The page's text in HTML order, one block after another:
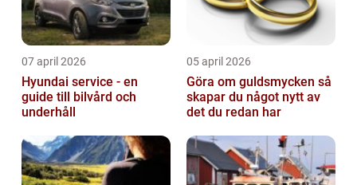
07 april 2026
Hyundai service - en
guide till bilvård och
underhåll
05 april 2026
Göra om guldsmycken så
skapar du något nytt av
det du redan har